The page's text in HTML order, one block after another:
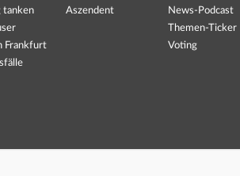
tanken
Frankfurt
Aszendent
News-Podcast
Themen-Ticker
Voting